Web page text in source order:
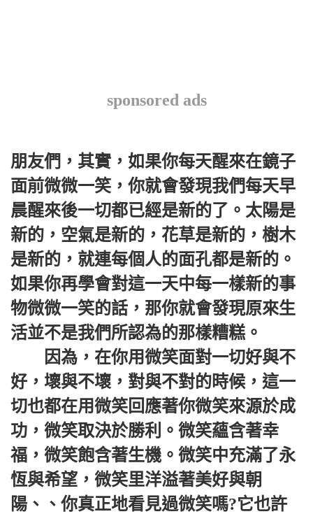
sponsored ads
朋友們，其實，如果你每天醒來在鏡子
面前微微一笑，你就會發現我們每天早
晨醒來後一切都已經是新的了。太陽是
新的，空氣是新的，花草是新的，樹木
是新的，就連每個人的面孔都是新的。
如果你再學會對這一天中每一樣新的事
物微微一笑的話，那你就會發現原來生
活並不是我們所認為的那樣糟糕。
因為，在你用微笑面對一切好與不
好，壞與不壞，對與不對的時候，這一
切也都在用微笑回應著你微笑來源於成
功，微笑取決於勝利。微笑蘊含著幸
福，微笑飽含著生機。微笑中充滿了永
恆與希望，微笑里洋溢著美好與朝
陽、、你真正地看見過微笑嗎?它也許